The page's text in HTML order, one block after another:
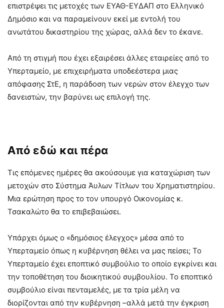
επιστρέψει τις μετοχές των ΕΥΑΘ-ΕΥΔΑΠ στο Ελληνικό
Δημόσιο και να παραμείνουν εκεί με εντολή του
ανωτάτου δικαστηρίου της χώρας, αλλά δεν το έκανε.
Από τη στιγμή που έχει εξαιρέσει άλλες εταιρείες από το
Υπερταμείο, με επιχειρήματα υποδεέστερα μιας
απόφασης ΣτΕ, η παράδοση των νερών στον έλεγχο των
δανειστών, την βαρύνει ως επιλογή της.
Από εδώ και πέρα
Τις επόμενες ημέρες θα ακούσουμε για καταχώριση των
μετοχών στο Σύστημα Άυλων Τίτλων του Χρηματιστηρίου.
Μια ερώτηση προς το τον υπουργό Οικονομίας κ.
Τσακαλώτο θα το επιβεβαιώσει.
Υπάρχει όμως ο «δημόσιος έλεγχος» μέσα από το
Υπερταμείο όπως η κυβέρνηση θέλει να μας πείσει; Το
Υπερταμείο έχει εποπτικό συμβούλιο το οποίο εγκρίνει και
την τοποθέτηση του διοικητικού συμβουλίου. Το εποπτικό
συμβούλιο είναι πενταμελές, με τα τρία μέλη να
διορίζονται από την κυβέρνηση –αλλά μετά την έγκριση